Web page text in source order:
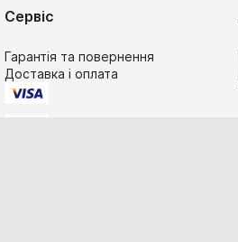
Сервіс
Гарантія та повернення
Доставка і оплата